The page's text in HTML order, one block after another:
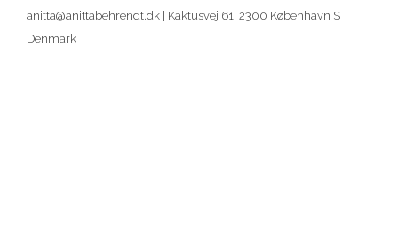
anitta@anittabehrendt.dk | Kaktusvej 61, 2300 København S
Denmark